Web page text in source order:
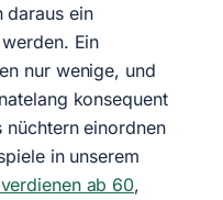
daraus ein
Ein
nur wenige, und
konsequent
nüchtern einordnen
in unserem
ab 60,